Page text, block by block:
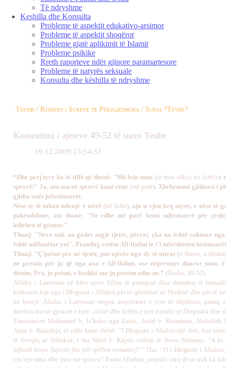
Të ndryshme
Keshilla dhe Konsulta
Probleme të aspektit edukativo-arsimor
Probleme të aspektit shoqëror
Probleme gjatë aplikimit të Islamit
Probleme psikike
Rreth raporteve ndër gjinore paramartesore
Probleme të natyrës seksuale
Konsulta dhe këshilla të ndryshme
Tefsir / Koment i Sureve të Përzgjedhura / Surja ?Tevbe?
Komentimi i ajeteve 49-52 të sures Teube
19.12.2009 15:54:33
“Dhe prej tyre ka të tillë që thonë: "Më lejo mua (të mos shkoj në luftë)e
sprovë!" Ja, ata mu në sprovë kanë rënë(më parë). Xhehenemi gjithsesi i
gjitha anët jobesimtarët.
Nëse ty të takon ndonjë e mirë (në luftë), ajo u vjen keq atyre, e nëse të
pakëndshme, ata thonë: "Ne edhe më parë kemi ndërmarrë për
kthehen të gëzuar.”
Thuaj: "Neve nuk na godet asgjë tjetër, përveç çka na është caktuar
është ndihmëtar yni". Prandaj, vetëm All-llahut le t'i mbështeten
Thuaj: "Ç’pritni për ne tjetër, pos njërës nga dy të mirat(o fitues, o
ne presim për ju që nga ana e All-llahut, ose nëpërmjet duarve tona,
dënim. Pra, ju pritni, e bashkë me ju presim edhe ne.” (Teube, 49-52)
Allahu i Lartësuar në këto ajete fillon të paraqesë disa shembuj të
kërkonin leje nga i Dërguari i Allahut për të qëndruar në Medinë dhe për të
në betejë. Allahu i Lartësuar tregon arsyetimet e tyre të shpikura, pastaj
fshehin ata në gjokset e tyre; zilinë dhe luftën e tyre kundër të Dërguarit dhe
Transmeton Muhamed b. Is’haku nga Zuhri, Jezid b. Rummani, Abdullah
Asim b. Katadeja, të cilët kanë thënë: “I Dërguari i Allahut një ditë, kur
të betejës së Tebukut, i tha Xhed b. Kajsit, vëllait të Benu Selemes: “A ke
luftosh benu Asferin (ka për qëllim romakët)?” Tha: “O i Dërguari i
jep leje mua dhe mos më sprovo? Pasha Allahun, populli im e di se nuk ka